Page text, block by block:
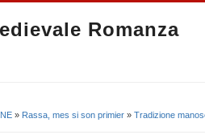
Romanza
» Rassa, mes si son primier » Tradizione